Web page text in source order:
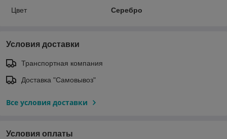
Цвет Серебро
Условия доставки
Транспортная компания
Доставка "Самовывоз"
Все условия доставки
Условия оплаты